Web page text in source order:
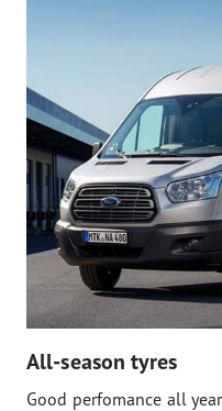
All-season tyres
Good perfomance all